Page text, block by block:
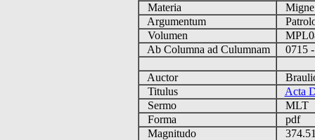
Materia
Argumentum
Volumen
Ab Columna ad Culumnam
0715
Auctor
Titulus
Acta
Sermo
MLT
Forma
pdf
Magnitudo